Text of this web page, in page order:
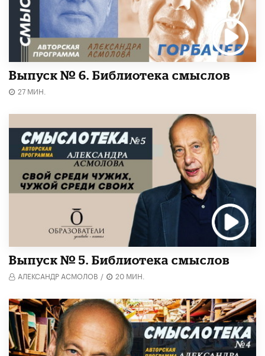
Выпуск № 6. Библиотека смыслов
27 МИН.
Выпуск № 5. Библиотека смыслов
АЛЕКСАНДР АСМОЛОВ / 20 МИН.